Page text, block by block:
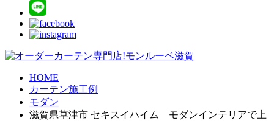
HOME
カーテン施工例
モダン
滋賀県草津市 セキスイハイム – モダンインテリアで上